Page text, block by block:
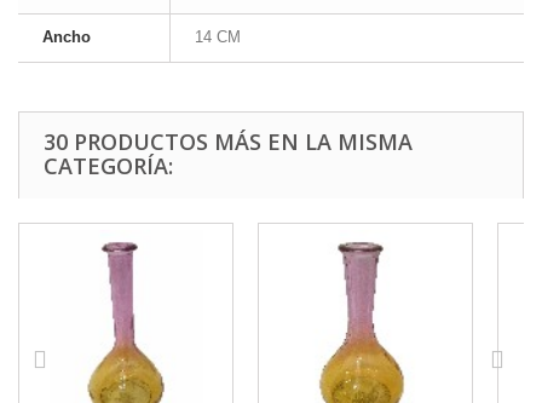
Ancho 14 CM
30 PRODUCTOS MÁS EN LA MISMA
CATEGORÍA: